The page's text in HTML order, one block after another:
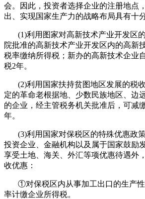
会。因此，投资者选择企业的注册地点
出、实现国家生产力的战略布局具有十
(1)利用图家对高新技术产业开发区
院批准的高新技术产业开发区内的高新
税率缴纳所得税；新办的高新技术企业
税2年。
(2)利用国家扶持贫图地区发展的税
定的革命老根据地、少数民族地区、边
的企业，经主管税务机关批准后，可减
年。
(3)利用国家对保税区的特殊优惠政
投资企业、金融机构以及属于国家鼓励
享受土地、海关、外汇等项优惠待遇外
收优惠：
①对保税区内从事加工出口的生产
率计缴企业所得税。